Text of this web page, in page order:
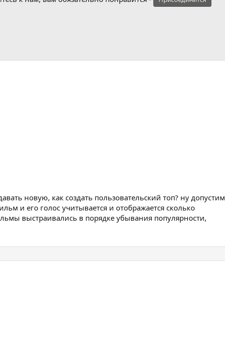
новую, как создать пользовательский топ? ну допустим
и его голос учитывается и отображается сколько
выстраивались в порядке убывания популярности,